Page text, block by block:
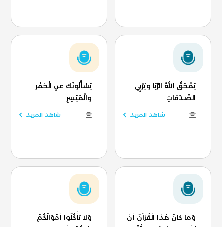
يَمْحَقُ اللَّهُ الرِّبَا وَيُرْبِي
الصَّدَقَاتِ
شاهد المزيد
يَسْأَلُونَكَ عَنِ الْخَمْرِ
وَالْمَيْسِرِ
شاهد المزيد
وَمَا كَانَ هَذَا الْقُرْآنُ أَنْ
وَلا تَأْكُلُوا أَمْوَالَكُمْ